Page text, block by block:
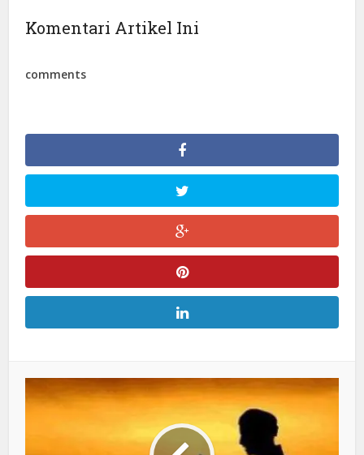
Komentari Artikel Ini
comments